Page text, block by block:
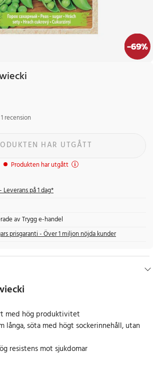
-69%
1 recension
HAR UTGÅTT
Produkten har utgått
Leverans på 1 dag*
av Trygg e-handel
prisgaranti - Över 1 miljon nöjda kunder
med hög produktivitet
långa, söta med högt sockerinnehåll, utan
resistens mot sjukdomar